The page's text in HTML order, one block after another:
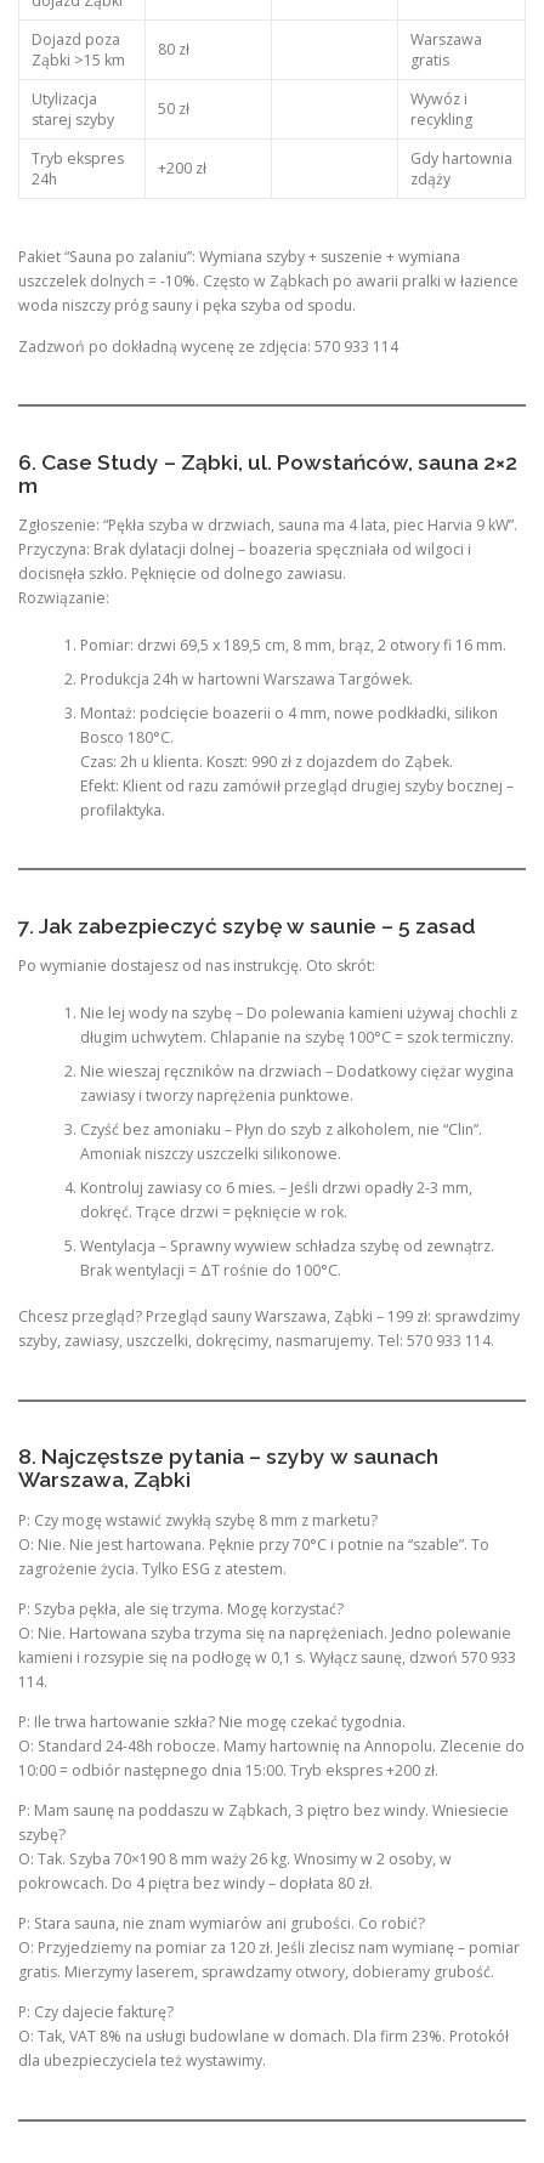
Dojazd poza
Ząbki >15 km
80 zł
Warszawa
gratis
Utylizacja
starej szyby
50 zł
Wywóz i
recykling
Tryb ekspres
24h
+200 zł
Gdy hartownia
zdąży
Pakiet “Sauna po zalaniu”: Wymiana szyby + suszenie + wymiana
uszczelek dolnych = -10%. Często w Ząbkach po awarii pralki w łazience
woda niszczy próg sauny i pęka szyba od spodu.
Zadzwoń po dokładną wycenę ze zdjęcia: 570 933 114
6. Case Study – Ząbki, ul. Powstańców, sauna 2×2
m
Zgłoszenie: “Pękła szyba w drzwiach, sauna ma 4 lata, piec Harvia 9 kW”.
Przyczyna: Brak dylatacji dolnej – boazeria spęczniała od wilgoci i
docisnęła szkło. Pęknięcie od dolnego zawiasu.
Rozwiązanie:
Pomiar: drzwi 69,5 x 189,5 cm, 8 mm, brąz, 2 otwory fi 16 mm.
Produkcja 24h w hartowni Warszawa Targówek.
Montaż: podcięcie boazerii o 4 mm, nowe podkładki, silikon
Bosco 180°C.
Czas: 2h u klienta. Koszt: 990 zł z dojazdem do Ząbek.
Efekt: Klient od razu zamówił przegląd drugiej szyby bocznej –
profilaktyka.
7. Jak zabezpieczyć szybę w saunie – 5 zasad
Po wymianie dostajesz od nas instrukcję. Oto skrót:
Nie lej wody na szybę – Do polewania kamieni używaj chochli z
długim uchwytem. Chlapanie na szybę 100°C = szok termiczny.
Nie wieszaj ręczników na drzwiach – Dodatkowy ciężar wygina
zawiasy i tworzy naprężenia punktowe.
Czyść bez amoniaku – Płyn do szyb z alkoholem, nie “Clin”.
Amoniak niszczy uszczelki silikonowe.
Kontroluj zawiasy co 6 mies. – Jeśli drzwi opadły 2-3 mm,
dokręć. Trące drzwi = pęknięcie w rok.
Wentylacja – Sprawny wywiew schładza szybę od zewnątrz.
Brak wentylacji = ΔT rośnie do 100°C.
Chcesz przegląd? Przegląd sauny Warszawa, Ząbki – 199 zł: sprawdzimy
szyby, zawiasy, uszczelki, dokręcimy, nasmarujemy. Tel: 570 933 114.
8. Najczęstsze pytania – szyby w saunach
Warszawa, Ząbki
P: Czy mogę wstawić zwykłą szybę 8 mm z marketu?
O: Nie. Nie jest hartowana. Pęknie przy 70°C i potnie na “szable”. To
zagrożenie życia. Tylko ESG z atestem.
P: Szyba pękła, ale się trzyma. Mogę korzystać?
O: Nie. Hartowana szyba trzyma się na naprężeniach. Jedno polewanie
kamieni i rozsypie się na podłogę w 0,1 s. Wyłącz saunę, dzwoń 570 933
114.
P: Ile trwa hartowanie szkła? Nie mogę czekać tygodnia.
O: Standard 24-48h robocze. Mamy hartownię na Annopolu. Zlecenie do
10:00 = odbiór następnego dnia 15:00. Tryb ekspres +200 zł.
P: Mam saunę na poddaszu w Ząbkach, 3 piętro bez windy. Wniesiecie
szybę?
O: Tak. Szyba 70×190 8 mm waży 26 kg. Wnosimy w 2 osoby, w
pokrowcach. Do 4 piętra bez windy – dopłata 80 zł.
P: Stara sauna, nie znam wymiarów ani grubości. Co robić?
O: Przyjedziemy na pomiar za 120 zł. Jeśli zlecisz nam wymianę – pomiar
gratis. Mierzymy laserem, sprawdzamy otwory, dobieramy grubość.
P: Czy dajecie fakturę?
O: Tak, VAT 8% na usługi budowlane w domach. Dla firm 23%. Protokół
dla ubezpieczyciela też wystawimy.